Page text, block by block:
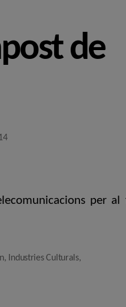
de
per
, Industries Culturals,